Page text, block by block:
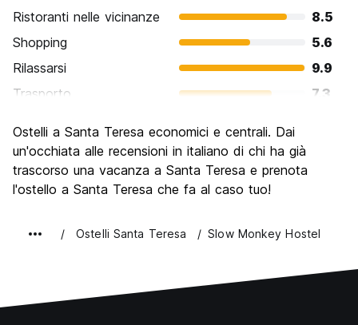
Ristoranti nelle vicinanze
8.5
Shopping
5.6
Rilassarsi
9.9
Trasporto
7.3
Luoghi di interesse culturale
Festa / Vita notturna
Qualita' Prezzo
Ostelli a Santa Teresa economici e centrali. Dai
un'occhiata alle recensioni in italiano di chi ha già
trascorso una vacanza a Santa Teresa e prenota
l'ostello a Santa Teresa che fa al caso tuo!
Ostelli Santa Teresa Slow Monkey Hostel